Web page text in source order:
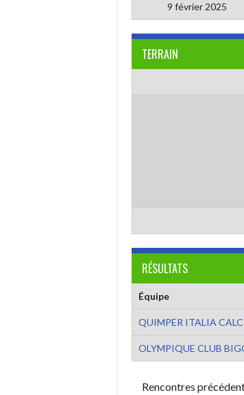
9 février 2025
TERRAIN
RÉSULTATS
Équipe
QUIMPER ITALIA
OLYMPIQUE CLUB
Rencontres